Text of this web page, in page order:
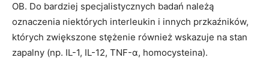
OB. Do bardziej specjalistycznych badań należą
oznaczenia niektórych interleukin i innych przkaźników,
których zwiększone stężenie również wskazuje na stan
zapalny (np. IL-1, IL-12, TNF-α, homocysteina).